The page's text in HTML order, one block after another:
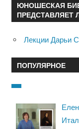
ЮНОШЕСКАЯ
ПРЕДСТАВЛЯЕТ
Лекции Дарьи
ПОПУЛЯРНОЕ